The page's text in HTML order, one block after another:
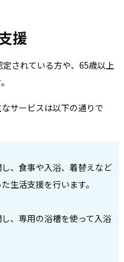
援
されている方や、65歳以上
サービスは以下の通りで
、食事や入浴、着替えなど
生活支援を行います。
、専用の浴槽を使って入浴